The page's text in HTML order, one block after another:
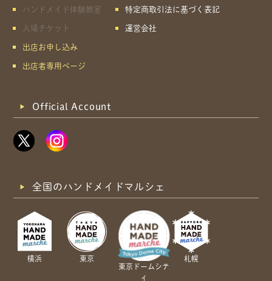
ハンドメイド体験教室
入場チケット
出店お申し込み
出店者専用ページ
特定商取引法に基づく表記
運営会社
Official Account
全国のハンドメイドマルシェ
横浜
東京
東京ドームシテ
ィ
札幌